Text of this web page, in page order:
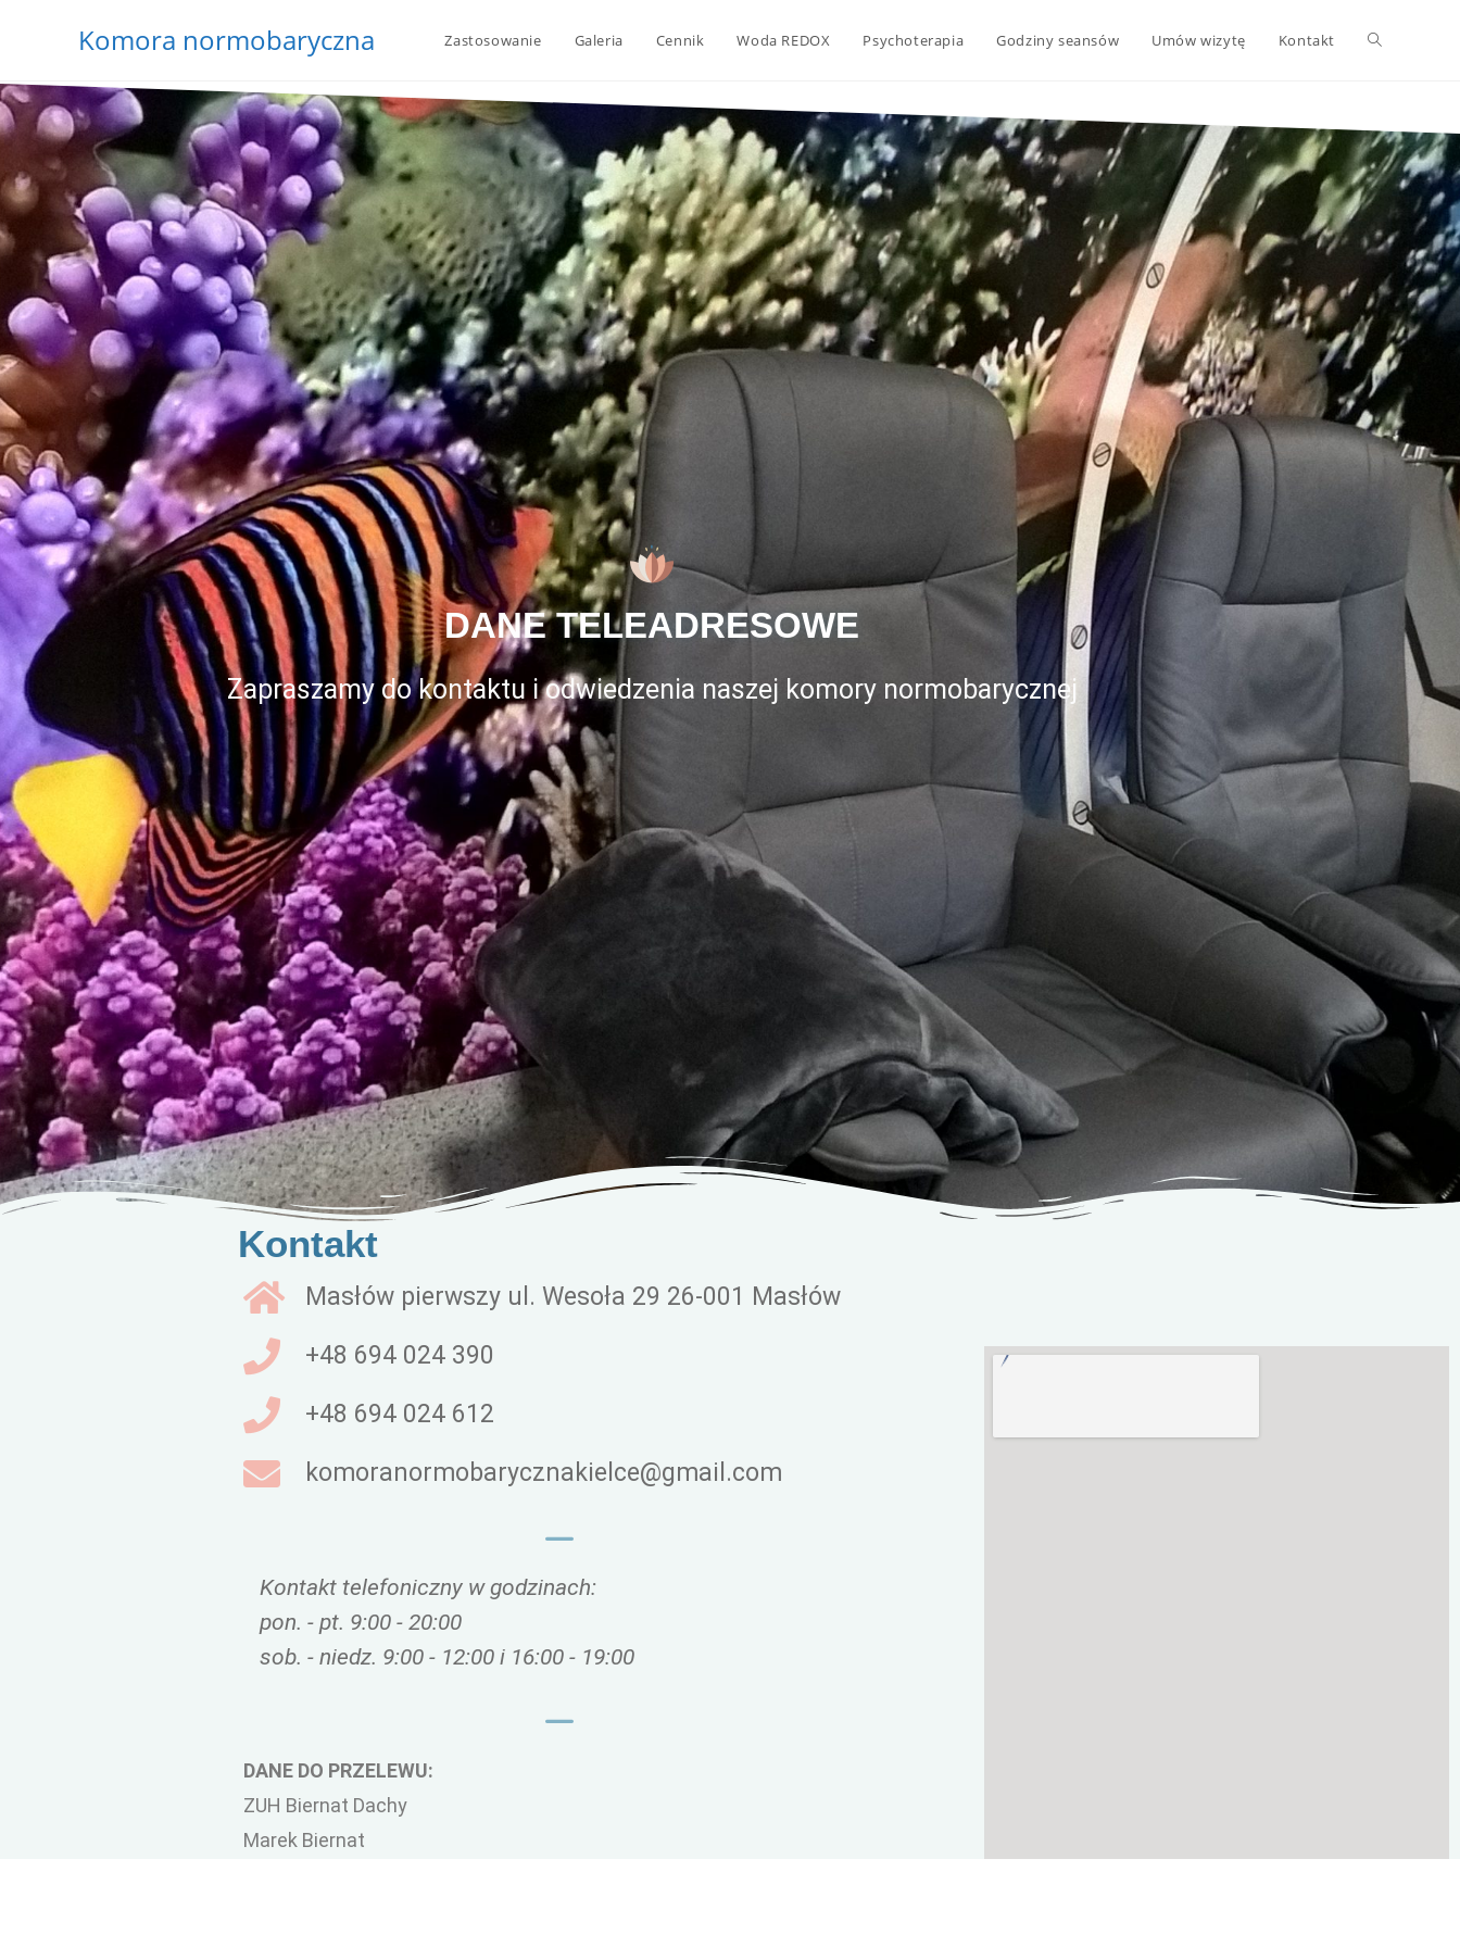
Komora normobaryczna Zastosowanie Galeria Cennik Woda REDOX Psychoterapia Godziny seansów Umów wizytę Kontakt
DANE TELEADRESOWE
Zapraszamy do kontaktu i odwiedzenia naszej komory normobarycznej
Kontakt
Masłów pierwszy ul. Wesoła 29 26-001 Masłów
+48 694 024 390
+48 694 024 612
komoranormobarycznakielce@gmail.com
Kontakt telefoniczny w godzinach:
pon. - pt. 9:00 - 20:00
sob. - niedz. 9:00 - 12:00 i 16:00 - 19:00
DANE DO PRZELEWU:
ZUH Biernat Dachy
Marek Biernat